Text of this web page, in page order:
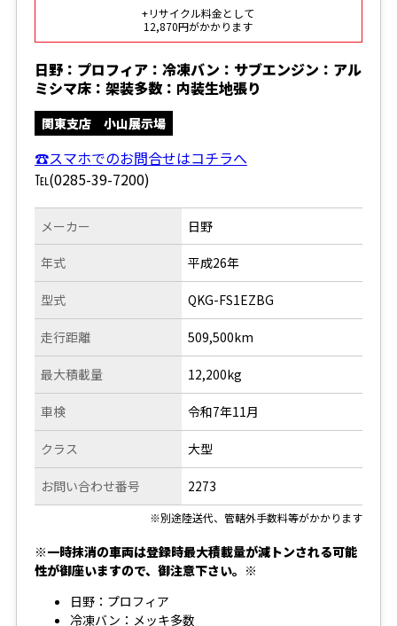
+リサイクル料金として
12,870円がかかります
日野：プロフィア：冷凍バン：サブエンジン：アル
ミシマ床：架装多数：内装生地張り
関東支店 小山展示場
☎スマホでのお問合せはコチラへ
℡(0285-39-7200)
メーカー
年式
型式
走行距離
日野
平成26年
QKG-FS1EZBG
509,500km
最大積載量
車検
クラス
お問い合わせ番号
12,200kg
令和7年11月
大型
2273
※別途陸送代、管轄外手数料等がかかります
※一時抹消の車両は登録時最大積載量が減トンされる可能
性が御座いますので、御注意下さい。※
日野：プロフィア
冷凍バン：メッキ多数